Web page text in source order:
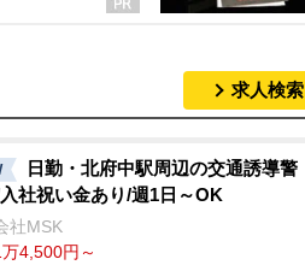
求人検索
日勤・北府中駅周辺の交通誘導警
社祝い金あり/週1日～OK
社MSK
4,500円～